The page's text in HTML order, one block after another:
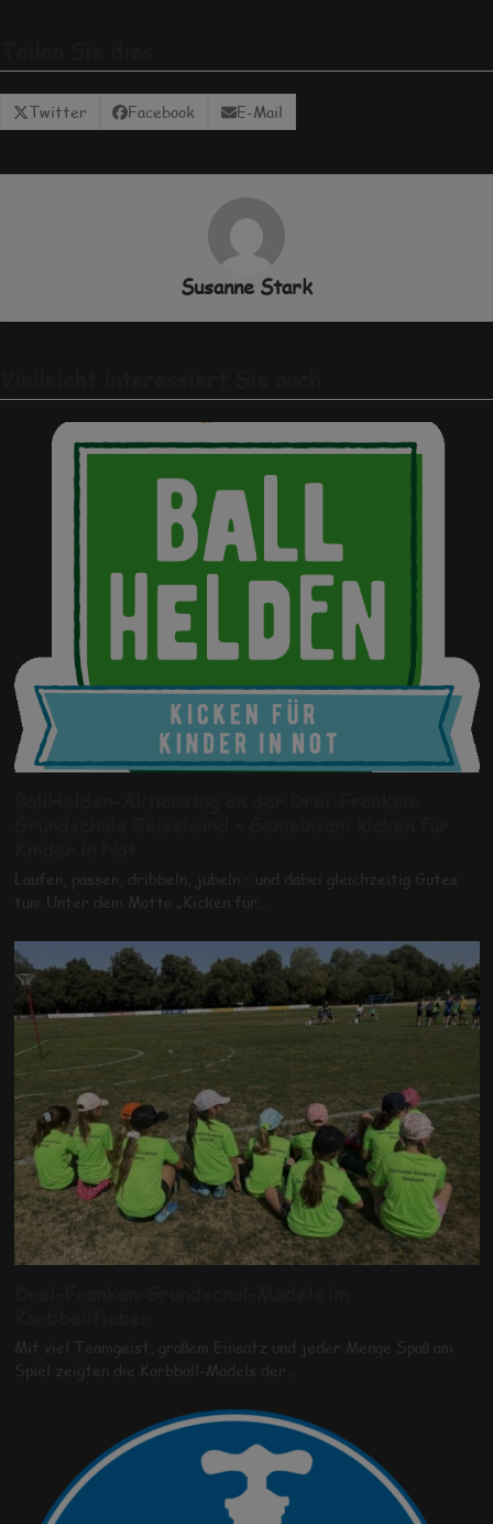
Twitter Facebook E-Mail
Susanne Stark
Laufen, passen, dribbeln, jubeln – und dabei gleichzeitig Gutes
tun: Unter dem Motto „Kicken für…
Mit viel Teamgeist, großem Einsatz und jeder Menge Spaß am
Spiel zeigten die Korbball-Mädels der…